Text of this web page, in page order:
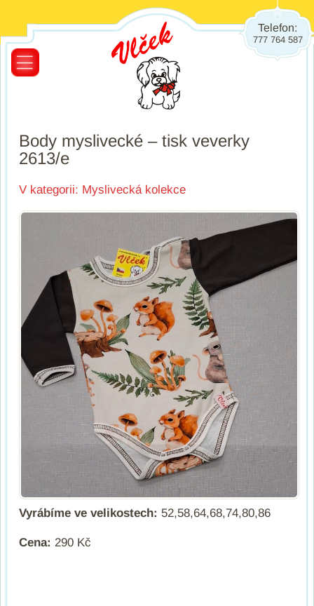
Telefon:
777 764 587
Body myslivecké – tisk veverky
2613/e
V kategorii: Myslivecká kolekce
Vyrábíme ve velikostech: 52,58,64,68,74,80,86
Cena: 290 Kč